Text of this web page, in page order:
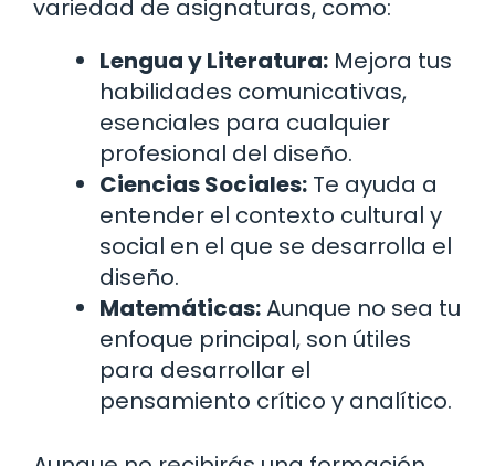
variedad de asignaturas, como:
Lengua y Literatura: Mejora tus
habilidades comunicativas,
esenciales para cualquier
profesional del diseño.
Ciencias Sociales: Te ayuda a
entender el contexto cultural y
social en el que se desarrolla el
diseño.
Matemáticas:Aunque no sea tu
enfoque principal, son útiles
para desarrollar el
pensamiento crítico y analítico.